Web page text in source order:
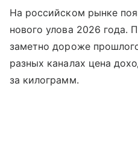
На российском рынке
нового улова 2026 года.
заметно дороже
разных каналах цена
за килограмм.